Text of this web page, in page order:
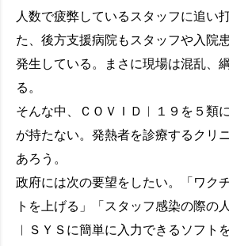
人数で疲弊しているスタッフに追い
た、後方支援病院もスタッフや入院
発生している。まさに現場は混乱、
る。
そんな中、ＣＯＶＩＤ︱１９を５類
が持たない。発熱者を診療するクリ
あろう。
政府には次の要望をしたい。「ワク
トを上げる」「スタッフ感染の際の
︱ＳＹＳに簡単に入力できるソフト